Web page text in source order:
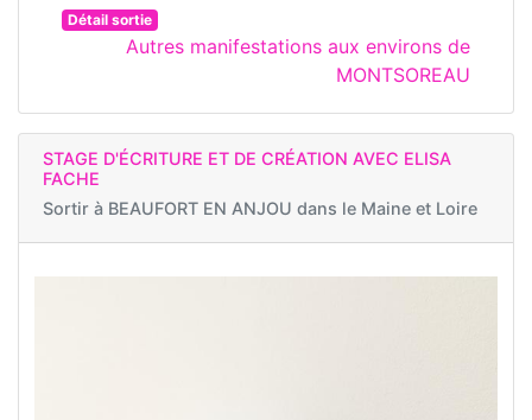
Détail sortie
Autres manifestations aux environs de
MONTSOREAU
STAGE D'ÉCRITURE ET DE CRÉATION AVEC ELISA
FACHE
Sortir à BEAUFORT EN ANJOU dans le Maine et Loire